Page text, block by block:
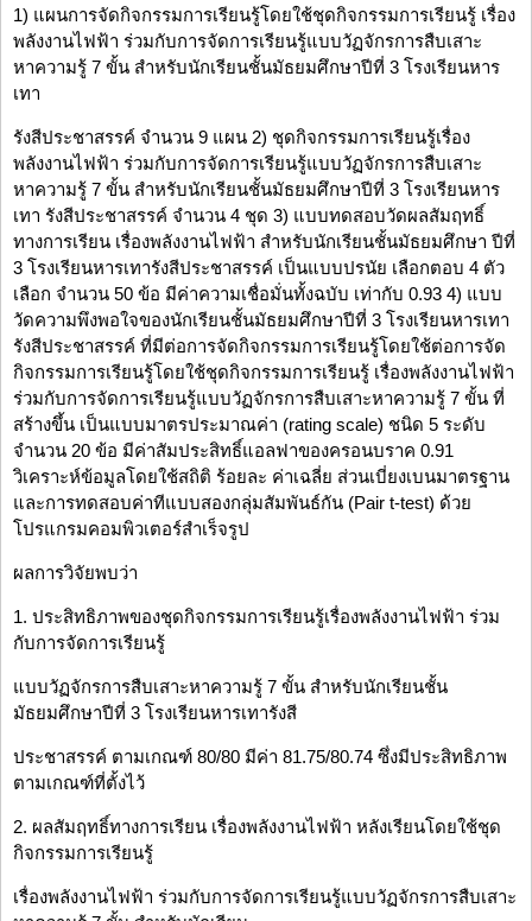
1) แผนการจัดกิจกรรมการเรียนรู้โดยใช้ชุดกิจกรรมการเรียนรู้ เรื่อง
พลังงานไฟฟ้า ร่วมกับการจัดการเรียนรู้แบบวัฏจักรการสืบเสาะ
หาความรู้ 7 ขั้น สำหรับนักเรียนชั้นมัธยมศึกษาปีที่ 3 โรงเรียนหาร
เทา
รังสีประชาสรรค์ จำนวน 9 แผน 2) ชุดกิจกรรมการเรียนรู้เรื่อง
พลังงานไฟฟ้า ร่วมกับการจัดการเรียนรู้แบบวัฏจักรการสืบเสาะ
หาความรู้ 7 ขั้น สำหรับนักเรียนชั้นมัธยมศึกษาปีที่ 3 โรงเรียนหาร
เทา รังสีประชาสรรค์ จำนวน 4 ชุด 3) แบบทดสอบวัดผลสัมฤทธิ์
ทางการเรียน เรื่องพลังงานไฟฟ้า สำหรับนักเรียนชั้นมัธยมศึกษา ปีที่
3 โรงเรียนหารเทารังสีประชาสรรค์ เป็นแบบปรนัย เลือกตอบ 4 ตัว
เลือก จำนวน 50 ข้อ มีค่าความเชื่อมั่นทั้งฉบับ เท่ากับ 0.93 4) แบบ
วัดความพึงพอใจของนักเรียนชั้นมัธยมศึกษาปีที่ 3 โรงเรียนหารเทา
รังสีประชาสรรค์ ที่มีต่อการจัดกิจกรรมการเรียนรู้โดยใช้ต่อการจัด
กิจกรรมการเรียนรู้โดยใช้ชุดกิจกรรมการเรียนรู้ เรื่องพลังงานไฟฟ้า
ร่วมกับการจัดการเรียนรู้แบบวัฏจักรการสืบเสาะหาความรู้ 7 ขั้น ที่
สร้างขึ้น เป็นแบบมาตรประมาณค่า (rating scale) ชนิด 5 ระดับ
จำนวน 20 ข้อ มีค่าสัมประสิทธิ์แอลฟาของครอนบราค 0.91
วิเคราะห์ข้อมูลโดยใช้สถิติ ร้อยละ ค่าเฉลี่ย ส่วนเบี่ยงเบนมาตรฐาน
และการทดสอบค่าทีแบบสองกลุ่มสัมพันธ์กัน (Pair t-test) ด้วย
โปรแกรมคอมพิวเตอร์สำเร็จรูป
ผลการวิจัยพบว่า
1. ประสิทธิภาพของชุดกิจกรรมการเรียนรู้เรื่องพลังงานไฟฟ้า ร่วม
กับการจัดการเรียนรู้
แบบวัฏจักรการสืบเสาะหาความรู้ 7 ขั้น สำหรับนักเรียนชั้น
มัธยมศึกษาปีที่ 3 โรงเรียนหารเทารังสี
ประชาสรรค์ ตามเกณฑ์ 80/80 มีค่า 81.75/80.74 ซึ่งมีประสิทธิภาพ
ตามเกณฑ์ที่ตั้งไว้
2. ผลสัมฤทธิ์ทางการเรียน เรื่องพลังงานไฟฟ้า หลังเรียนโดยใช้ชุด
กิจกรรมการเรียนรู้
เรื่องพลังงานไฟฟ้า ร่วมกับการจัดการเรียนรู้แบบวัฏจักรการสืบเสาะ